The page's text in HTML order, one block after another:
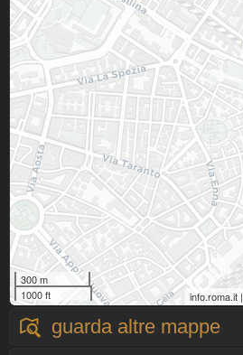
300 m
1000 ft
info.roma.it |
guarda altre mappe